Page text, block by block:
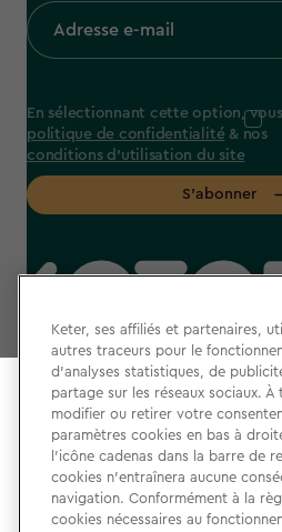
Select
It looks like you’re joining us
At which store would
En sélectionnant cette option,
politique de confidentialité & nos
conditions d'utilisation du site
S'abonner
CGU
Politique de Confidentialité
Keter, ses affiliés et partenaires,
autres traceurs pour le
d’analyses statistiques, de
partage sur les réseaux sociaux.
modifier ou retirer votre
paramètres cookies en bas à
l’icône cadenas dans la barre de
cookies n’entraînera aucune
navigation. Conformément à la
cookies nécessaires au